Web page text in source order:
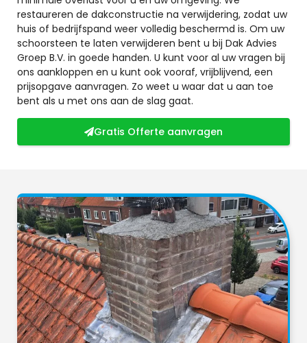
restaureren de dakconstructie na verwijdering, zodat uw
huis of bedrijfspand weer volledig beschermd is. Om uw
schoorsteen te laten verwijderen bent u bij Dak Advies
Groep B.V. in goede handen. U kunt voor al uw vragen bij
ons aankloppen en u kunt ook vooraf, vrijblijvend, een
prijsopgave aanvragen. Zo weet u waar dat u aan toe
bent als u met ons aan de slag gaat.
Gratis Offerte aanvragen